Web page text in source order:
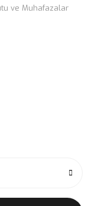
ve Muhafazalar